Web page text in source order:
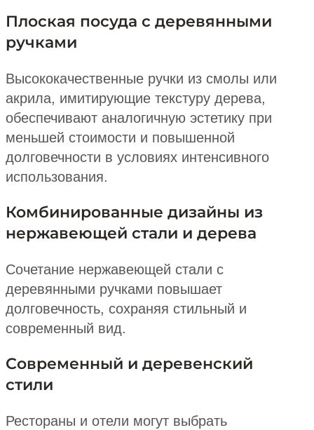
Плоская посуда с деревянными
ручками
Высококачественные ручки из смолы или
акрила, имитирующие текстуру дерева,
обеспечивают аналогичную эстетику при
меньшей стоимости и повышенной
долговечности в условиях интенсивного
использования.
Комбинированные дизайны из
нержавеющей стали и дерева
Сочетание нержавеющей стали с
деревянными ручками повышает
долговечность, сохраняя стильный и
современный вид.
Современный и деревенский
стили
Рестораны и отели могут выбрать